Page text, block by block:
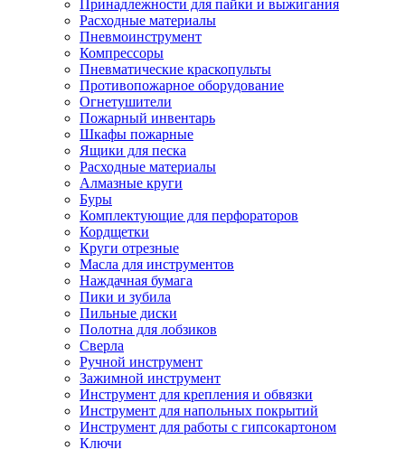
Принадлежности для пайки и выжигания
Расходные материалы
Пневмоинструмент
Компрессоры
Пневматические краскопульты
Противопожарное оборудование
Огнетушители
Пожарный инвентарь
Шкафы пожарные
Ящики для песка
Расходные материалы
Алмазные круги
Буры
Комплектующие для перфораторов
Кордщетки
Круги отрезные
Масла для инструментов
Наждачная бумага
Пики и зубила
Пильные диски
Полотна для лобзиков
Сверла
Ручной инструмент
Зажимной инструмент
Инструмент для крепления и обвязки
Инструмент для напольных покрытий
Инструмент для работы с гипсокартоном
Ключи